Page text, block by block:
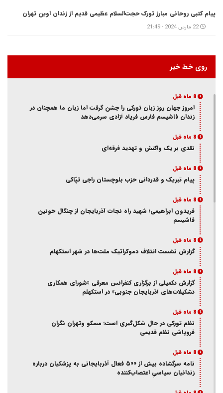
پیام کتبی روحانی مبارز تورک حجت‌السلام عظیمی قدیم از زندان اوین تهران
22 مارس 2024 - 21:49
روی خط خبر
8 ماه قبل
امروز جهان روز زبان تورکی را جشن گرفت اما زبان ما همچنان در
زندان فاشیسم فارس فریاد آزادی سر‌می‌دهد
8 ماه قبل
نقدی بر یک واکنش و‌ تهدید فرقه‌ای
8 ماه قبل
پیام تبریک و قدردانی حزب بلوچستان راجی تپّاکی
8 ماه قبل
فریدون ابراهیمی؛ شهید راه نجات آذربایجان از چنگال خونین
فاشیسم
8 ماه قبل
گزارش نشست ائتلاف دموکراتیک ملت‌ها در شهر استکهلم
8 ماه قبل
گزارش تکمیلی از برگزاری کنفرانس معرفی «شورای همکاری
تشکیلات‌های آذربایجان جنوبی» در استکهلم
8 ماه قبل
نظم تورکی در حال شکل‌گیری است؛ مسکو وتهران نگران
فروپاشی نظم قدیمی
8 ماه قبل
نامه سرگشاده بیش از ۵۰۰ فعال آذربایجانی به پزشکیان درباره
زندانیان سیاسیِ اعتصاب‌کننده